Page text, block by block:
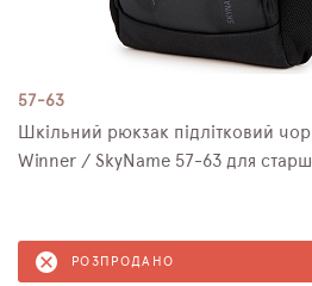
57-63
Шкільний рюкзак підлітковий
Winner / SkyName 57-63 для
РОЗПРОДАНО